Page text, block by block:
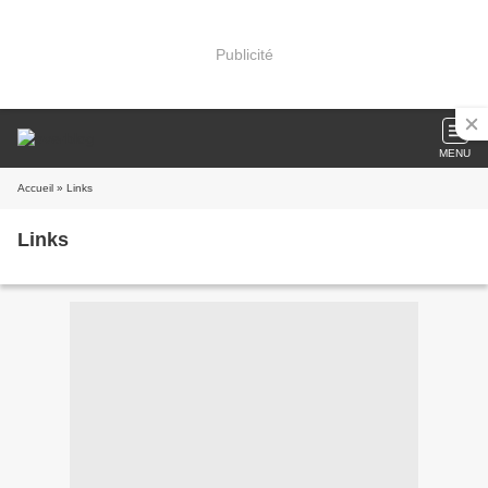
Publicité
MENU
Accueil » Links
Links